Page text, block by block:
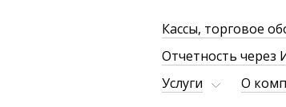
Кассы, торговое
Отчетность через
Услуги
О